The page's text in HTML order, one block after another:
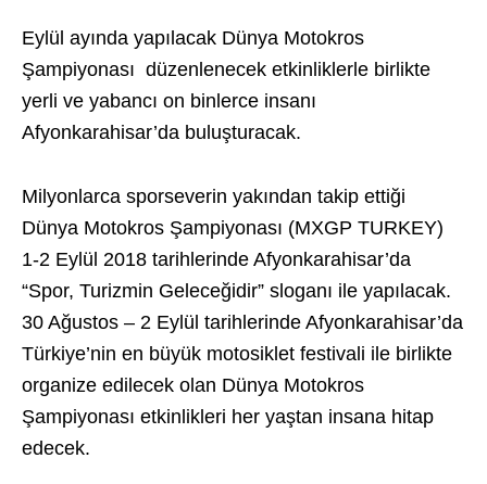
Eylül ayında yapılacak Dünya Motokros
Şampiyonası düzenlenecek etkinliklerle birlikte
yerli ve yabancı on binlerce insanı
Afyonkarahisar’da buluşturacak.
Milyonlarca sporseverin yakından takip ettiği
Dünya Motokros Şampiyonası (MXGP TURKEY)
1-2 Eylül 2018 tarihlerinde Afyonkarahisar’da
“Spor, Turizmin Geleceğidir” sloganı ile yapılacak.
30 Ağustos – 2 Eylül tarihlerinde Afyonkarahisar’da
Türkiye’nin en büyük motosiklet festivali ile birlikte
organize edilecek olan Dünya Motokros
Şampiyonası etkinlikleri her yaştan insana hitap
edecek.